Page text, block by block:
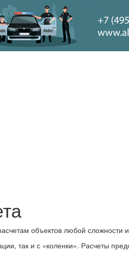
объектов любой сложности
так и с «коленки». Расчеты